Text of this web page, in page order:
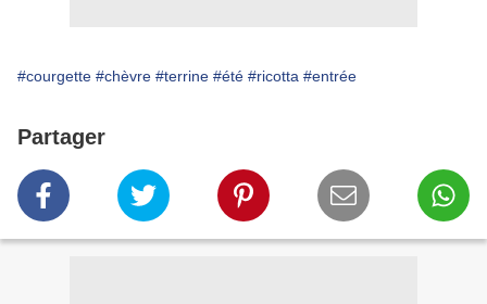
#courgette #chèvre #terrine #été #ricotta #entrée
Partager